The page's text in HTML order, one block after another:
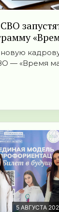
новую
— «Время
5 АВГУСТА